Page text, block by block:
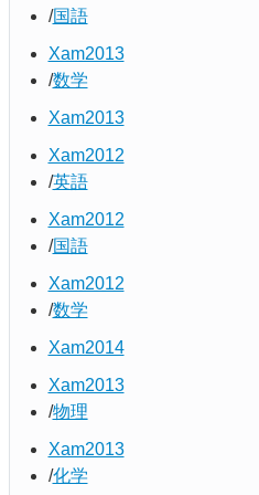
国語
Xam2013
数学
Xam2013
Xam2012
英語
Xam2012
国語
Xam2012
数学
Xam2014
Xam2013
物理
Xam2013
化学